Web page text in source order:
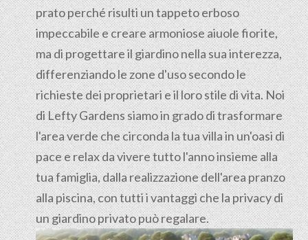
prato perché risulti un tappeto erboso
impeccabile e creare armoniose aiuole fiorite,
ma di progettare il giardino nella sua interezza,
differenziando le zone d'uso secondo le
richieste dei proprietari e il loro stile di vita. Noi
di Lefty Gardens siamo in grado di trasformare
l'area verde che circonda la tua villa in un'oasi di
pace e relax da vivere tutto l'anno insieme alla
tua famiglia, dalla realizzazione dell'area pranzo
alla piscina, con tutti i vantaggi che la privacy di
un giardino privato può regalare.